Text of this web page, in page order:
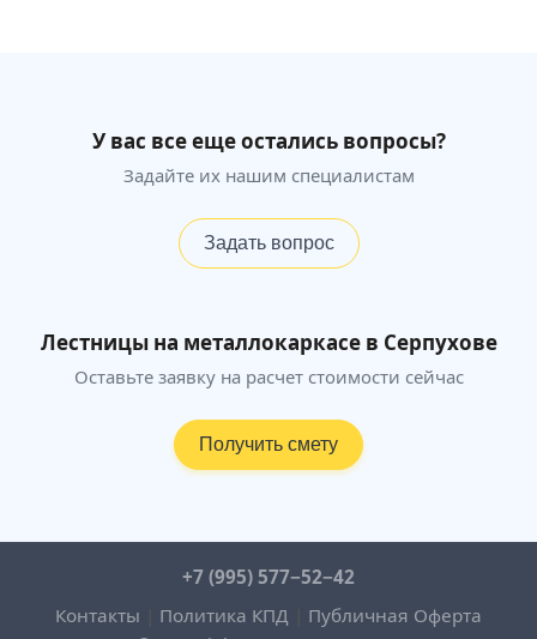
У вас все еще остались вопросы?
Задайте их нашим специалистам
Задать вопрос
Лестницы на металлокаркасе в Серпухове
Оставьте заявку на расчет стоимости сейчас
Получить смету
+7 (995) 577−52−42
Контакты
Политика КПД Публичная Оферта